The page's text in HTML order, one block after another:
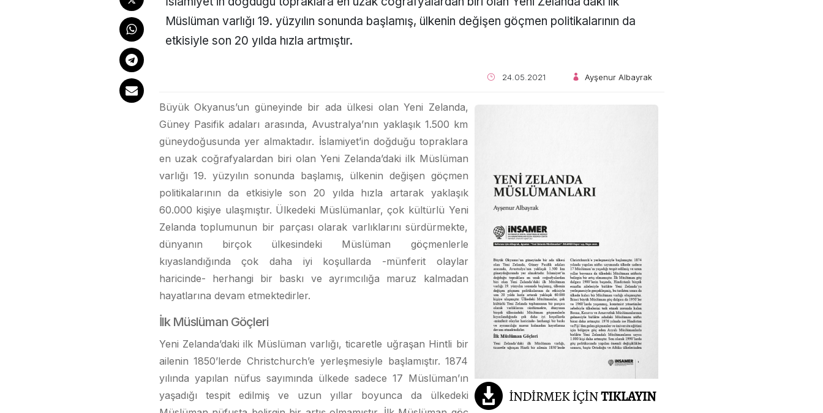
Müslüman varlığı 19. yüzyılın sonunda başlamış, ülkenin değişen göçmen politikalarının da
etkisiyle son 20 yılda hızla artmıştır.
24.05.2021 Ayşenur Albayrak
Büyük Okyanus’un güneyinde bir ada ülkesi olan Yeni Zelanda,
Güney Pasifik adaları arasında, Avustralya’nın yaklaşık 1.500 km
güneydoğusunda yer almaktadır. İslamiyet’in doğduğu topraklara
en uzak coğrafyalardan biri olan Yeni Zelanda’daki ilk Müslüman
varlığı 19. yüzyılın sonunda başlamış, ülkenin değişen göçmen
politikalarının da etkisiyle son 20 yılda hızla artarak yaklaşık
60.000 kişiye ulaşmıştır. Ülkedeki Müslümanlar, çok kültürlü Yeni
Zelanda toplumunun bir parçası olarak varlıklarını sürdürmekte,
dünyanın birçok ülkesindeki Müslüman göçmenlerle
kıyaslandığında çok daha iyi koşullarda -münferit olaylar
haricinde- herhangi bir baskı ve ayrımcılığa maruz kalmadan
hayatlarına devam etmektedirler.
İlk Müslüman Göçleri
Yeni Zelanda’daki ilk Müslüman varlığı, ticaretle uğraşan Hintli bir
ailenin 1850’lerde Christchurch’e yerleşmesiyle başlamıştır. 1874
yılında yapılan nüfus sayımında ülkede sadece 17 Müslüman’ın
yaşadığı tespit edilmiş ve uzun yıllar boyunca da ülkedeki